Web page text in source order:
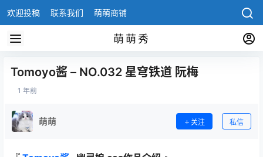
欢迎投稿 联系我们 萌萌商铺
萌萌秀
Tomoyo酱 – NO.032 星穹铁道 阮梅
1 年前
萌萌 关注 私信